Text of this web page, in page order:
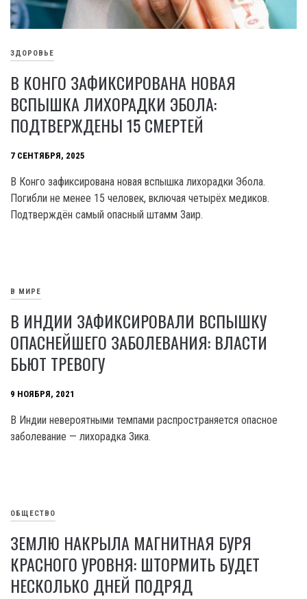
ЗДОРОВЬЕ
В КОНГО ЗАФИКСИРОВАНА НОВАЯ
ВСПЫШКА ЛИХОРАДКИ ЭБОЛА:
ПОДТВЕРЖДЕНЫ 15 СМЕРТЕЙ
7 СЕНТЯБРЯ, 2025
В Конго зафиксирована новая вспышка лихорадки Эбола.
Погибли не менее 15 человек, включая четырёх медиков.
Подтверждён самый опасный штамм Заир.
В МИРЕ
В ИНДИИ ЗАФИКСИРОВАЛИ ВСПЫШКУ
ОПАСНЕЙШЕГО ЗАБОЛЕВАНИЯ: ВЛАСТИ
БЬЮТ ТРЕВОГУ
9 НОЯБРЯ, 2021
В Индии невероятными темпами распространяется опасное
заболевание — лихорадка Зика.
ОБЩЕСТВО
ЗЕМЛЮ НАКРЫЛА МАГНИТНАЯ БУРЯ
КРАСНОГО УРОВНЯ: ШТОРМИТЬ БУДЕТ
НЕСКОЛЬКО ДНЕЙ ПОДРЯД